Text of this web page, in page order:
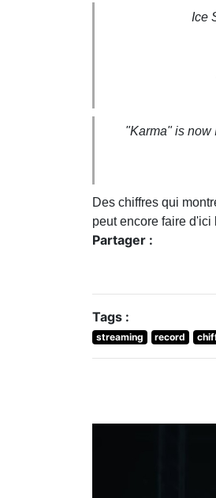
Ice
"Karma" is now
Des chiffres qui
peut encore faire d'ici
Partager :
Tags :
streaming record